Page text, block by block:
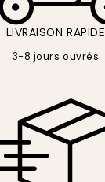
LIVRAISON RAPIDE
3-8 jours ouvrés